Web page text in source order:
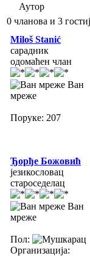
Аутор
0 чланова и 3
Miloš Stanić
сарадник
одомаћен члан
Ван
мреже
Поруке: 207
Ђорђе Божовић
језикословац
староседелац
Ван
мреже
Пол:
Организација: